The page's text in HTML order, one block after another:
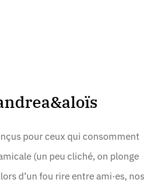
pour ceux qui consomment
(un peu cliché, on plonge
d’un fou rire entre ami·es, nos